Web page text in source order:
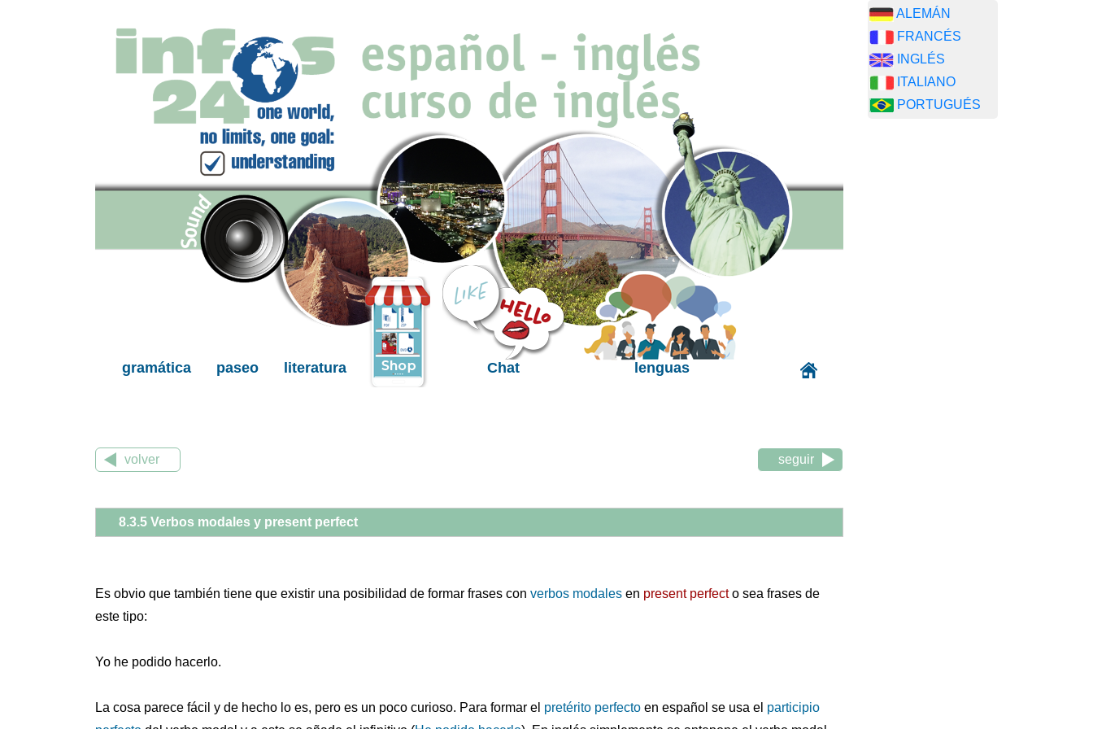
gramática paseo literatura Chat lenguas
volver seguir
8.3.5 Verbos modales y present perfect
Es obvio que también tiene que existir una posibilidad de formar frases con verbos modales en present perfecto sea frases de
este tipo:
Yo he podido hacerlo.
La cosa parece fácil y de hecho lo es, pero es un poco curioso. Para formar el pretérito perfecto en español se usa el participio
ALEMÁN
FRANCÉS
INGLÉS
ITALIANO
PORTUGUÉS